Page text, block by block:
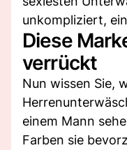
unkompliziert,
Diese
verrückt
Nun wissen Sie,
einem Mann
Farben sie